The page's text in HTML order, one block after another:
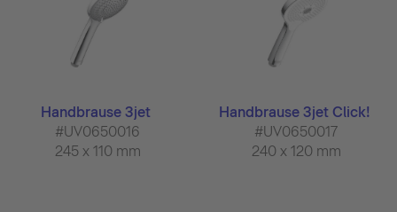
Handbrause 3jet
#UV0650016
245 x 110 mm
Handbrause 3jet Click!
#UV0650017
240 x 120 mm